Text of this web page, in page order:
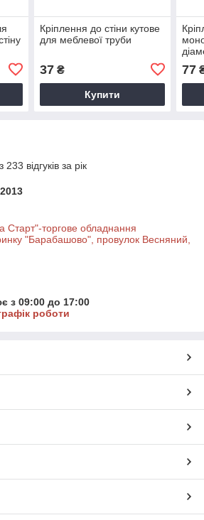
Кріплення до стіни кутове
для меблевої труби
37₴
Купити
77
відгуків за рік
торгове обладнання
"Барабашово", провулок Весняний,
з 09:00 до 17:00
роботи